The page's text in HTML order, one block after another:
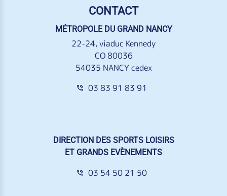
CONTACT
MÉTROPOLE DU GRAND NANCY
22-24, viaduc Kennedy
CO 80036
54035 NANCY cedex
03 83 91 83 91
DIRECTION DES SPORTS LOISIRS
ET GRANDS EVÈNEMENTS
03 54 50 21 50